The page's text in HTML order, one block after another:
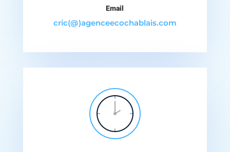
Email
cric(@)agenceecochablais.com